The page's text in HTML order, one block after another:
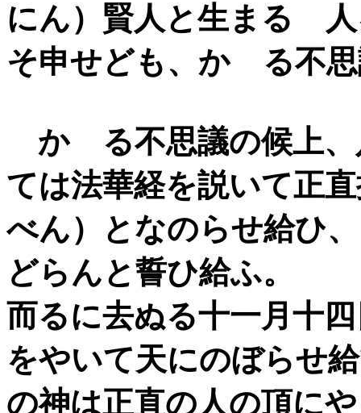
にん）賢人と生まるゝ
そ申せども、かゝる不
かゝる不思議の候上
ては法華経を説いて正
べん）となのらせ給ひ
どらんと誓ひ給ふ。
而るに去ぬる十一月十
をやいて天にのぼらせ
の神は正直の人の頂に